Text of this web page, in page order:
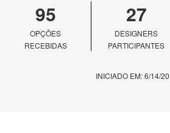
95
OPÇÕES
RECEBIDAS
27
DESIGNERS
PARTICIPANTES
INICIADO EM: 6/14/